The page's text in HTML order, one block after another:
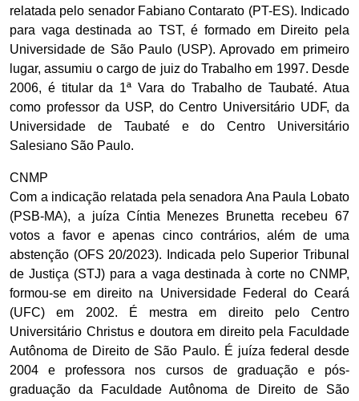
relatada pelo senador Fabiano Contarato (PT-ES). Indicado
para vaga destinada ao TST, é formado em Direito pela
Universidade de São Paulo (USP). Aprovado em primeiro
lugar, assumiu o cargo de juiz do Trabalho em 1997. Desde
2006, é titular da 1ª Vara do Trabalho de Taubaté. Atua
como professor da USP, do Centro Universitário UDF, da
Universidade de Taubaté e do Centro Universitário
Salesiano São Paulo.
CNMP
Com a indicação relatada pela senadora Ana Paula Lobato
(PSB-MA), a juíza Cíntia Menezes Brunetta recebeu 67
votos a favor e apenas cinco contrários, além de uma
abstenção (OFS 20/2023). Indicada pelo Superior Tribunal
de Justiça (STJ) para a vaga destinada à corte no CNMP,
formou-se em direito na Universidade Federal do Ceará
(UFC) em 2002. É mestra em direito pelo Centro
Universitário Christus e doutora em direito pela Faculdade
Autônoma de Direito de São Paulo. É juíza federal desde
2004 e professora nos cursos de graduação e pós-
graduação da Faculdade Autônoma de Direito de São